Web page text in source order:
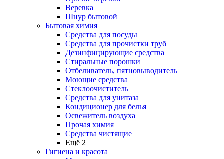
Веревка
Шнур бытовой
Бытовая химия
Средства для посуды
Средства для прочистки труб
Дезинфицирующие средства
Стиральные порошки
Отбеливатель, пятновыводитель
Моющие средства
Стеклоочиститель
Средства для унитаза
Кондиционер для белья
Освежитель воздуха
Прочая химия
Средства чистящие
Ещё 2
Гигиена и красота